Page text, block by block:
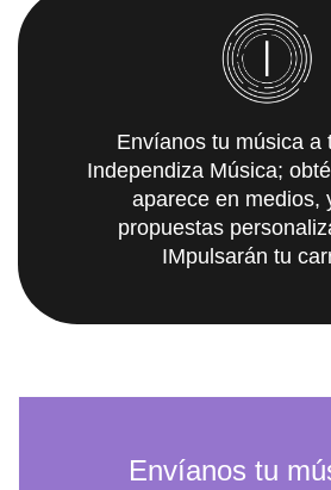
Envíanos tu música a
Independiza Música;
aparece en medios,
propuestas
IMpulsarán tu